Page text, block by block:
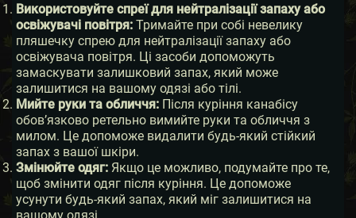
Використовуйте спреї для нейтралізації запаху або
освіжувачі повітря: Тримайте при собі невелику
пляшечку спрею для нейтралізації запаху або
освіжувача повітря. Ці засоби допоможуть
замаскувати залишковий запах, який може
залишитися на вашому одязі або тілі.
Мийте руки та обличчя: Після куріння канабісу
обов’язково ретельно вимийте руки та обличчя з
милом. Це допоможе видалити будь-який стійкий
запах з вашої шкіри.
Змінюйте одяг: Якщо це можливо, подумайте про те,
щоб змінити одяг після куріння. Це допоможе
усунути будь-який запах, який міг залишитися на